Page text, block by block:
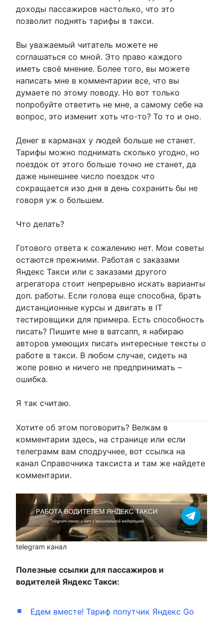
доходы пассажиров настолько, что это
позволит поднять тарифы в такси.
Вы уважаемый читатель можете не
соглашаться со мной. Это право каждого
иметь своё мнение. Более того, вы можете
написать мне в комментарии все, что вы
думаете по этому поводу. Но вот только
попробуйте ответить не мне, а самому себе на
вопрос, это изменит хоть что-то? То то и оно.
Денег в карманах у людей больше не станет.
Тарифы можно поднимать сколько угодно, но
поездок от этого больше точно не станет, да
даже нынешнее число поездок что
сокращается изо дня в день сохранить бы не
говоря уж о большем.
Что делать?
Готового ответа к сожалению нет. Мои советы
остаются прежними. Работая с заказами
Яндекс Такси или с заказами другого
агрегатора стоит непрерывно искать варианты
доп. работы. Если голова еще способна, брать
дистанционные курсы и двигать в IT
тестировщики для примера. Есть способность
писать? Пишите мне в ватсапп, я набираю
авторов умеющих писать интересные тексты о
работе в такси. В любом случае, сидеть на
жопе ровно и ничего не предпринимать –
ошибка.
Я так считаю.
Хотите об этом поговорить? Велкам в
комментарии здесь, на странице или если
телеграмм вам сподручнее, вот ссылка на
канал Справочника таксиста и там же найдете
комментарии.
telegram канал
Полезные ссылки для пассажиров и
водителей Яндекс Такси:
Едем вместе! Тариф попутчик Яндекс Go